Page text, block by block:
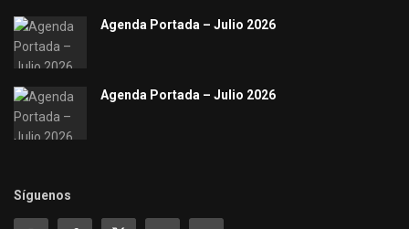
Agenda Portada – Julio 2026
Agenda Portada – Julio 2026
Síguenos